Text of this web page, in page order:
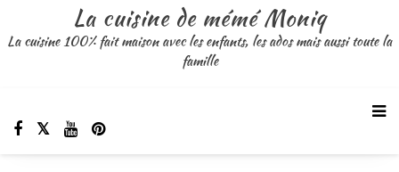
contenu
La cuisine de mémé Moniq
La cuisine 100% fait maison avec les enfants, les ados mais aussi toute la
famille